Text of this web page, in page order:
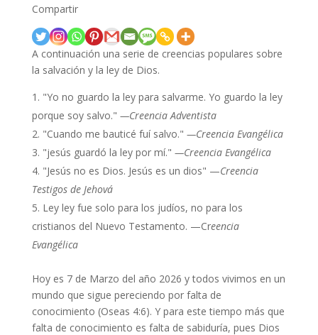
Compartir
A continuación una serie de creencias populares sobre
la salvación y la ley de Dios.
"Yo no guardo la ley para salvarme. Yo guardo la ley
porque soy salvo." —Creencia Adventista
"Cuando me bauticé fuí salvo." —Creencia Evangélica
"jesús guardó la ley por mí." —Creencia Evangélica
"Jesús no es Dios. Jesús es un dios" —Creencia
Testigos de Jehová
Ley ley fue solo para los judíos, no para los
cristianos del Nuevo Testamento. —Creencia
Evangélica
Hoy es 7 de Marzo del año 2026 y todos vivimos en un
mundo que sigue pereciendo por falta de
conocimiento (Oseas 4:6). Y para este tiempo más que
falta de conocimiento es falta de sabiduría, pues Dios